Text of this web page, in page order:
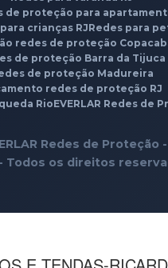
de proteção para
crianças RJRedes para
redes de proteção
de proteção Barra da Tijuca
de proteção Madureira
redes de proteção RJ
RioEVERLAR Redes de
Redes de Proteção
Todos os direitos